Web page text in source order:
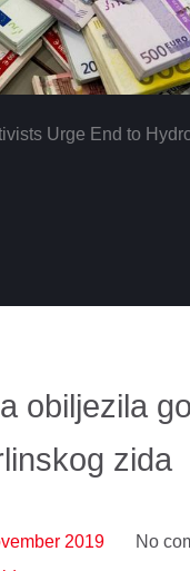
Urge End to
obiljezila
zida
2019
No